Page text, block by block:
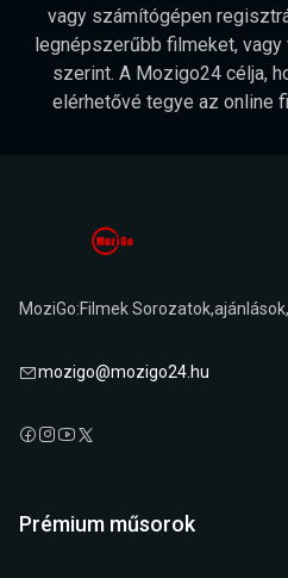
vagy számítógépen
legnépszerűbb filmeket,
szerint. A Mozigo24 célja,
elérhetővé tegye az online
MoziGo:Filmek
mozigo@mozigo24.hu
Prémium műsorok